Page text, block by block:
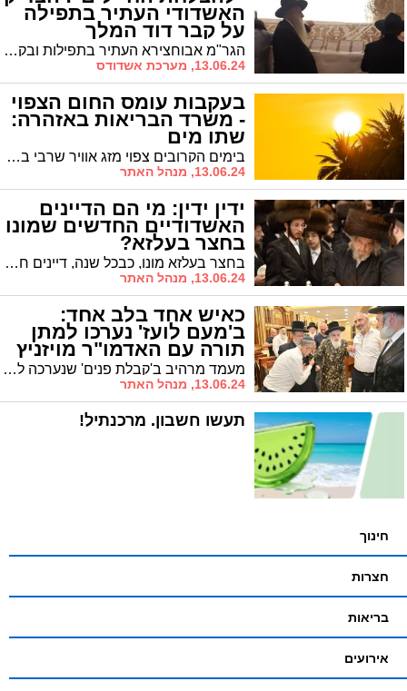
האשדודי העתיר בתפילה
על קבר דוד המלך
הגר"מ אבוחצירא העתיר בתפילות ובקריאת תהילים על בני הקהילה ויושבי העיר אשדוד וערך ברכה מיוחדת בזכות דוד מלכא משיחא להצלחת חיילי צה"ל והחטופים
13.06.24, מערכת אשדודס
בעקבות עומס החום הצפוי
- משרד הבריאות באזהרה:
שתו מים
בימים הקרובים צפוי מזג אוויר שרבי במיוחד. משרד הבריאות מזהיר להקפיד על שתיית מים, וגם למומחי 'הכללית' יש מה לומר
13.06.24, מנהל האתר
ידין ידין: מי הם הדיינים
האשדודיים החדשים שמונו
בחצר בעלזא?
בחצר בעלזא מונו, כבכל שנה, דיינים חדשים ששזכו למינוי הרשמי לפני הטיש של ליל שבועות. בין הדיינים החדשים: מספר אברכים מאשדוד
13.06.24, מנהל האתר
כאיש אחד בלב אחד:
ב'מעם לועז' נערכו למתן
תורה עם האדמו"ר מויזניץ
מעמד מרהיב ב'קבלת פנים' שנערכה לכ"ק האדמו"ר מויז'ניץ שליט"א בבית הכנסת "מעם לועז"
13.06.24, מנהל האתר
תעשו חשבון. מרכנתיל!
חינוך
חצרות
בריאות
אירועים